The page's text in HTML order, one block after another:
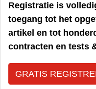
Registratie is
toegang tot het
artikel en tot
contracten en tests
GRATIS